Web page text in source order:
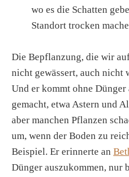
wo es die Schatten
Standort trocken
Die Bepflanzung, die wir
nicht gewässert, auch nicht
Und er kommt ohne Dünger
gemacht, etwa Astern und
aber manchen Pflanzen
um, wenn der Boden zu
Beispiel. Er erinnerte an
Dünger auszukommen, nur